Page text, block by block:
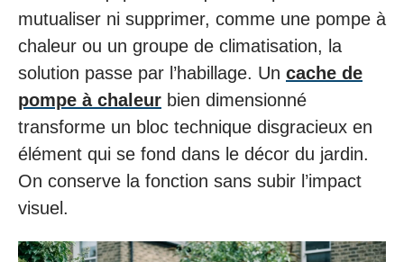
mutualiser ni supprimer, comme une pompe à
chaleur ou un groupe de climatisation, la
solution passe par l’habillage. Un cache de
pompe à chaleur bien dimensionné
transforme un bloc technique disgracieux en
élément qui se fond dans le décor du jardin.
On conserve la fonction sans subir l’impact
visuel.